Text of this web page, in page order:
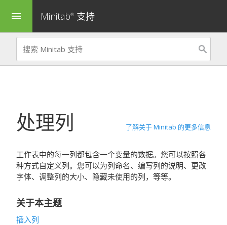
menu Minitab® 支持
处理列 了解关于 Minitab 的更多信息
工作表中的每一列都包含一个变量的数据。您可以按照各
种方式自定义列。您可以为列命名、编写列的说明、更改
字体、调整列的大小、隐藏未使用的列，等等。
关于本主题
插入列